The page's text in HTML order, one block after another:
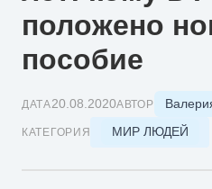
положено
пособие
ДАТА20.08.2020АВТОР
КАТЕГОРИЯ МИР ЛЮДЕЙ